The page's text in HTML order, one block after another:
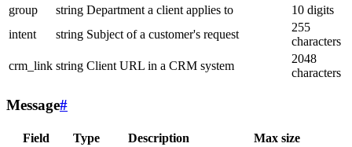
group
string Department a client applies to
10 digits
intent
string Subject of a customer's request
255
characters
crm_link string Client URL in a CRM system
2048
characters
Message#
Field Type Description Max size